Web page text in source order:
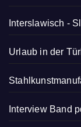
Interslawisch -
Urlaub in der
Interview Band